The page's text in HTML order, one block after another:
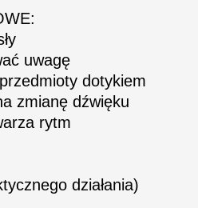
uwagę
dotykiem
zmianę dźwięku
rytm
działania)